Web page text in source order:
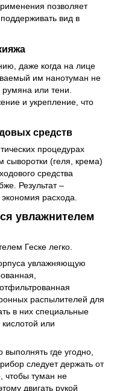
позволяет
вид в
даже когда на лице
им нанотуман не
или тени.
и укрепление, что
средств
процедурах
(геля, крема)
средства
Результат –
расхода.
увлажнителем
Геске легко.
увлажняющую
распылителей для
в них специальные
или
где угодно,
следует держать от
чтобы туман не
двигать рукой